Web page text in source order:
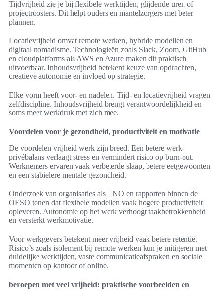
Tijdvrijheid zie je bij flexibele werktijden, glijdende uren of
projectroosters. Dit helpt ouders en mantelzorgers met beter
plannen.
Locatievrijheid omvat remote werken, hybride modellen en
digitaal nomadisme. Technologieën zoals Slack, Zoom, GitHub
en cloudplatforms als AWS en Azure maken dit praktisch
uitvoerbaar. Inhoudsvrijheid betekent keuze van opdrachten,
creatieve autonomie en invloed op strategie.
Elke vorm heeft voor- en nadelen. Tijd- en locatievrijheid vragen
zelfdiscipline. Inhoudsvrijheid brengt verantwoordelijkheid en
soms meer werkdruk met zich mee.
Voordelen voor je gezondheid, productiviteit en motivatie
De voordelen vrijheid werk zijn breed. Een betere werk-
privébalans verlaagt stress en vermindert risico op burn-out.
Werknemers ervaren vaak verbeterde slaap, betere eetgewoonten
en een stabielere mentale gezondheid.
Onderzoek van organisaties als TNO en rapporten binnen de
OESO tonen dat flexibele modellen vaak hogere productiviteit
opleveren. Autonomie op het werk verhoogt taakbetrokkenheid
en versterkt werkmotivatie.
Voor werkgevers betekent meer vrijheid vaak betere retentie.
Risico’s zoals isolement bij remote werken kun je mitigeren met
duidelijke werktijden, vaste communicatieafspraken en sociale
momenten op kantoor of online.
beroepen met veel vrijheid: praktische voorbeelden en